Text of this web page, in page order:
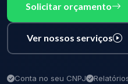
Solicitar orçamento
Ver nossos serviços
Conta no seu CNPJ